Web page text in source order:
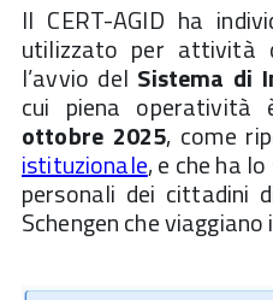
Il CERT-AGID ha
utilizzato per attività
l’avvio del Sistema di
cui piena
ottobre 2025, come
istituzionale, e che ha
personali dei cittadini
Schengen che